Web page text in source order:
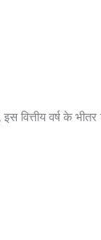
वर्ष के भीतर